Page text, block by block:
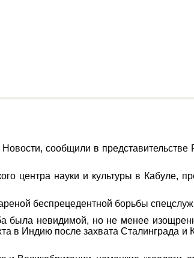
сообщили в представительстве
центра науки и культуры в Кабуле,
беспрецедентной борьбы
была невидимой, но не менее
в Индию после захвата Сталинграда и